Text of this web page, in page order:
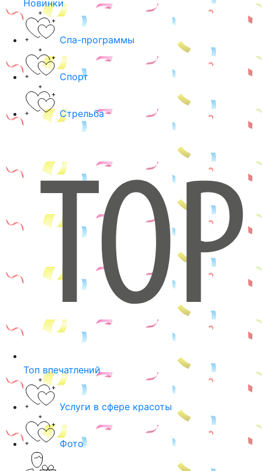
Новинки
Спа-программы
Спорт
Стрельба
Топ впечатлений
Услуги в сфере красоты
Фото